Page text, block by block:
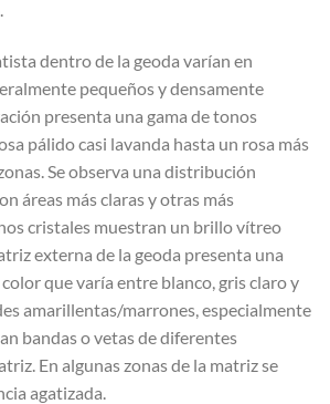
dentro de la geoda varían en
pequeños y densamente
presenta una gama de tonos
pálido casi lavanda hasta un rosa más
Se observa una distribución
áreas más claras y otras más
cristales muestran un brillo vítreo
externa de la geoda presenta una
que varía entre blanco, gris claro y
amarillentas/marrones, especialmente
bandas o vetas de diferentes
En algunas zonas de la matriz se
agatizada.